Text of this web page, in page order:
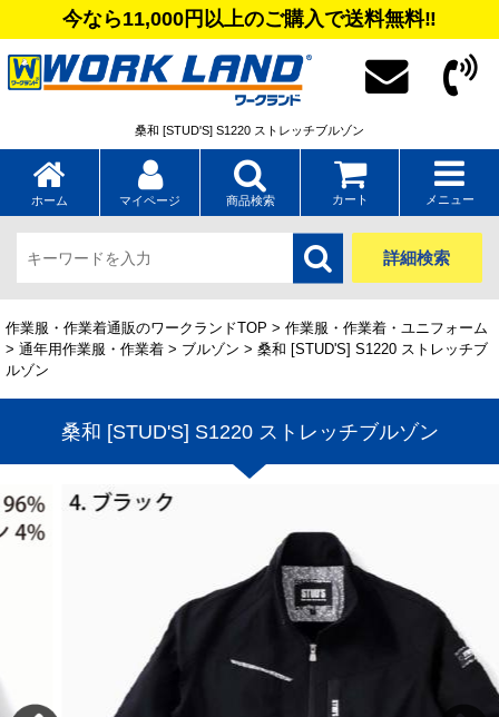
今なら11,000円以上のご購入で送料無料‼
桑和 [STUD'S] S1220 ストレッチブルゾン
ホーム マイページ 商品検索 カート メニュー
詳細検索
作業服・作業着通販のワークランドTOP > 作業服・作業着・ユニフォーム
> 通年用作業服・作業着 > ブルゾン > 桑和 [STUD'S] S1220 ストレッチブ
ルゾン
桑和 [STUD'S] S1220 ストレッチブルゾン